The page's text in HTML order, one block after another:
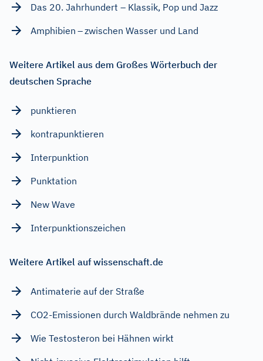
Das 20. Jahrhundert – Klassik, Pop und Jazz
Amphibien – zwischen Wasser und Land
Weitere Artikel aus dem Großes Wörterbuch der
deutschen Sprache
punktieren
kontrapunktieren
Interpunktion
Punktation
New Wave
Interpunktionszeichen
Weitere Artikel auf wissenschaft.de
Antimaterie auf der Straße
CO2-Emissionen durch Waldbrände nehmen zu
Wie Testosteron bei Hähnen wirkt